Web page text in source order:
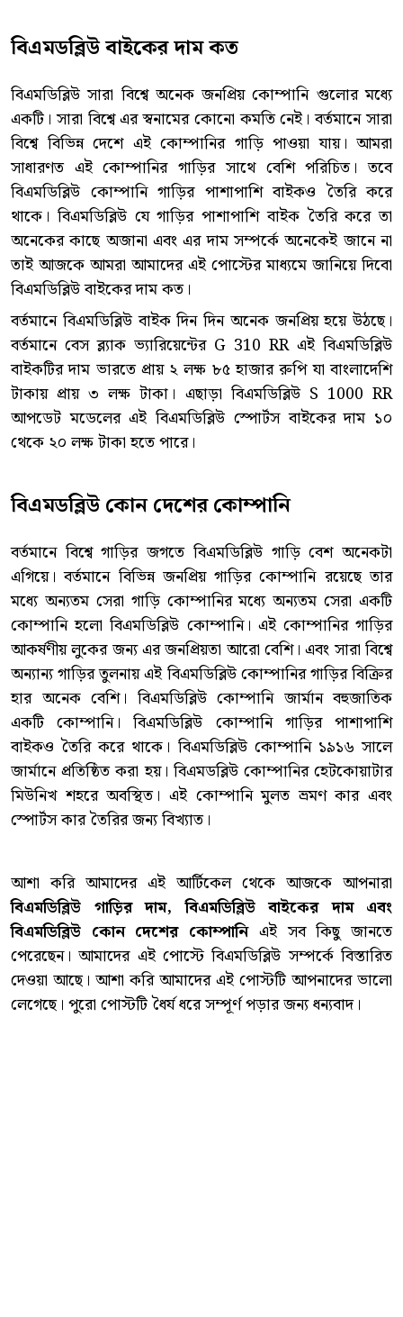
বিএমডব্লিউ বাইকের দাম কত
বিএমডিব্লিউ সারা বিশ্বে অনেক জনপ্রিয় কোম্পানি গুলোর মধ্যে
একটি। সারা বিশ্বে এর স্বনামের কোনো কমতি নেই। বর্তমানে সারা
বিশ্বে বিভিন্ন দেশে এই কোম্পানির গাড়ি পাওয়া যায়। আমরা
সাধারণত এই কোম্পানির গাড়ির সাথে বেশি পরিচিত। তবে
বিএমডিব্লিউ কোম্পানি গাড়ির পাশাপাশি বাইকও তৈরি করে
থাকে। বিএমডিব্লিউ যে গাড়ির পাশাপাশি বাইক তৈরি করে তা
অনেকের কাছে অজানা এবং এর দাম সম্পর্কে অনেকেই জানে না
তাই আজকে আমরা আমাদের এই পোস্টের মাধ্যমে জানিয়ে দিবো
বিএমডিব্লিউ বাইকের দাম কত।
বর্তমানে বিএমডিব্লিউ বাইক দিন দিন অনেক জনপ্রিয় হয়ে উঠছে।
বর্তমানে বেস ব্ল্যাক ভ্যারিয়েন্টের G 310 RR এই বিএমডিব্লিউ
বাইকটির দাম ভারতে প্রায় ২ লক্ষ ৮৫ হাজার রুপি যা বাংলাদেশি
টাকায় প্রায় ৩ লক্ষ টাকা। এছাড়া বিএমডিব্লিউ S 1000 RR
আপডেট মডেলের এই বিএমডিব্লিউ স্পোর্টস বাইকের দাম ১০
থেকে ২০ লক্ষ টাকা হতে পারে।
বিএমডব্লিউ কোন দেশের কোম্পানি
বর্তমানে বিশ্বে গাড়ির জগতে বিএমডিব্লিউ গাড়ি বেশ অনেকটা
এগিয়ে। বর্তমানে বিভিন্ন জনপ্রিয় গাড়ির কোম্পানি রয়েছে তার
মধ্যে অন্যতম সেরা গাড়ি কোম্পানির মধ্যে অন্যতম সেরা একটি
কোম্পানি হলো বিএমডিব্লিউ কোম্পানি। এই কোম্পানির গাড়ির
আকর্ষণীয় লুকের জন্য এর জনপ্রিয়তা আরো বেশি। এবং সারা বিশ্বে
অন্যান্য গাড়ির তুলনায় এই বিএমডিব্লিউ কোম্পানির গাড়ির বিক্রির
হার অনেক বেশি। বিএমডিব্লিউ কোম্পানি জার্মান বহুজাতিক
একটি কোম্পানি। বিএমডিব্লিউ কোম্পানি গাড়ির পাশাপাশি
বাইকও তৈরি করে থাকে। বিএমডিব্লিউ কোম্পানি ১৯১৬ সালে
জার্মানে প্রতিষ্ঠিত করা হয়। বিএমডব্লিউ কোম্পানির হেটকোয়াটার
মিউনিখ শহরে অবস্থিত। এই কোম্পানি মুলত ভ্রমণ কার এবং
স্পোর্টস কার তৈরির জন্য বিখ্যাত।
আশা করি আমাদের এই আর্টিকেল থেকে আজকে আপনারা
বিএমডিব্লিউ গাড়ির দাম, বিএমডিব্লিউ বাইকের দাম এবং
বিএমডিব্লিউ কোন দেশের কোম্পানিএই সব কিছু জানতে
পেরেছেন। আমাদের এই পোস্টে বিএমডিব্লিউ সম্পর্কে বিস্তারিত
দেওয়া আছে। আশা করি আমাদের এই পোস্টটি আপনাদের ভালো
লেগেছে। পুরো পোস্টটি ধৈর্য ধরে সম্পূর্ণ পড়ার জন্য ধন্যবাদ।